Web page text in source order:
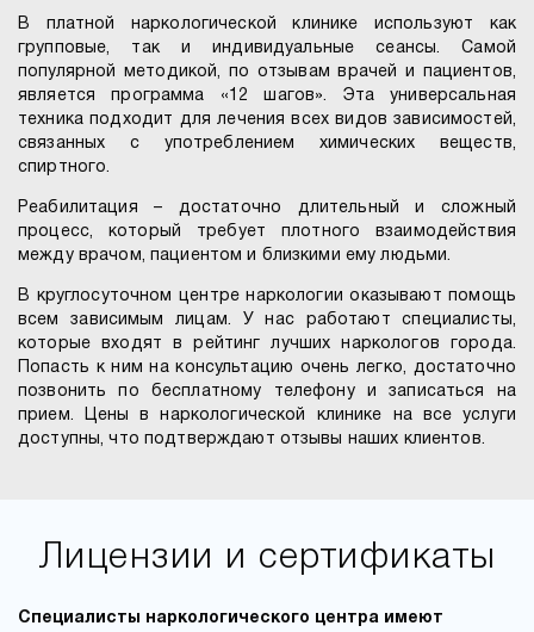
В платной наркологической клинике используют как
групповые, так и индивидуальные сеансы. Самой
популярной методикой, по отзывам врачей и пациентов,
является программа «12 шагов». Эта универсальная
техника подходит для лечения всех видов зависимостей,
связанных с употреблением химических веществ,
спиртного.
Реабилитация – достаточно длительный и сложный
процесс, который требует плотного взаимодействия
между врачом, пациентом и близкими ему людьми.
В круглосуточном центре наркологии оказывают помощь
всем зависимым лицам. У нас работают специалисты,
которые входят в рейтинг лучших наркологов города.
Попасть к ним на консультацию очень легко, достаточно
позвонить по бесплатному телефону и записаться на
прием. Цены в наркологической клинике на все услуги
доступны, что подтверждают отзывы наших клиентов.
Лицензии и сертификаты
Специалисты наркологического центра имеют